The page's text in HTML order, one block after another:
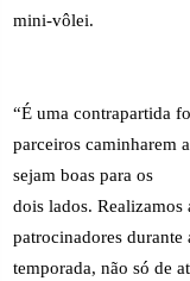
mini-vôlei.
“É uma contrapartida
parceiros caminharem
sejam boas para os
dois lados. Realizamos
patrocinadores durante
temporada, não só de